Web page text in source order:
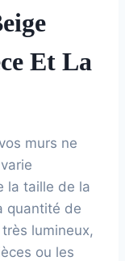
Et La
murs ne
la taille de la
quantité de
lumineux,
ou les